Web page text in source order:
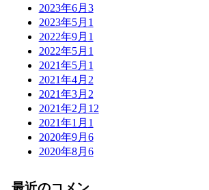
2023年6月 3
2023年5月 1
2022年9月 1
2022年5月 1
2021年5月 1
2021年4月 2
2021年3月 2
2021年2月 12
2021年1月 1
2020年9月 6
2020年8月 6